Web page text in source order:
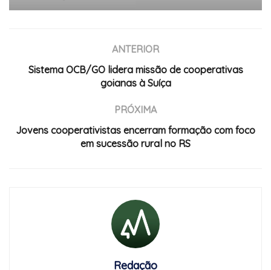
ANTERIOR
Sistema OCB/GO lidera missão de cooperativas
goianas à Suíça
PRÓXIMA
Jovens cooperativistas encerram formação com foco
em sucessão rural no RS
Redação